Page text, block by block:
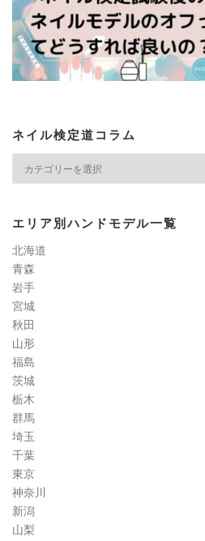
ネイル検定道コラム
定
コ
ラ
ム
エリア別ハンドモデル一覧
北海道
青森
岩手
宮城
秋田
山形
福島
茨城
栃木
群馬
埼玉
千葉
東京
神奈川
新潟
山梨